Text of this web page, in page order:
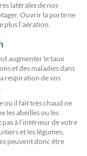
latérales de nos
Ouvrir la porte ne
plus l’aération.
augmenter le taux
et des maladies dans
respiration de vos
où il fait très chaud ne
les abeilles ou les
à l’intérieur de votre
et les légumes,
peuvent donc être